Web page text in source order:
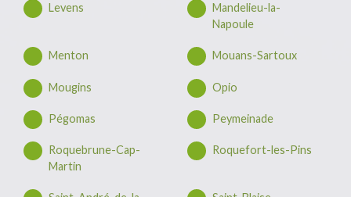
Levens
Mandelieu-la-
Napoule
Menton Mouans-Sartoux
Mougins Opio
Pégomas Peymeinade
Roquebrune-Cap-
Martin
Roquefort-les-Pins